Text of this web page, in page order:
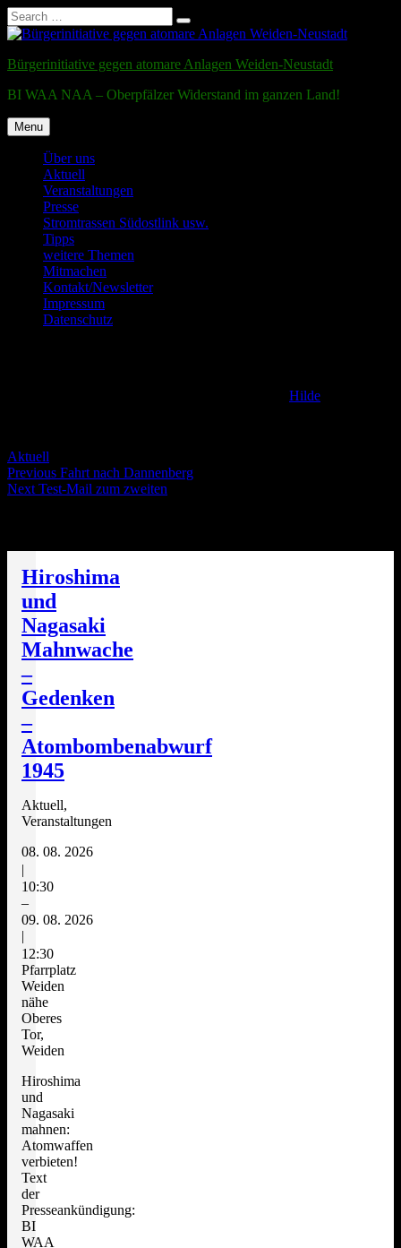
Search
for:
Search
Skip
content
Bürgerinitiative gegen atomare Anlagen Weiden-Neustadt
BI WAA NAA – Oberpfälzer Widerstand im ganzen Land!
Menu
Über uns
Aktuell
Veranstaltungen
Presse
Stromtrassen Südostlink usw.
Tipps
weitere Themen
Mitmachen
Kontakt/Newsletter
Impressum
Datenschutz
Hilde
Categories
Aktuell
Post
navigation
PreviousPrevious
post:
Fahrt nach Dannenberg
NextNext
Test-Mail zum zweiten
Hiroshima
und
Nagasaki
Mahnwache
–
Gedenken
–
Atombombenabwurf
1945
Aktuell,
Veranstaltungen
08. 08. 2026
|
10:30
–
09. 08. 2026
|
12:30
Pfarrplatz
Weiden
nähe
Oberes
Tor,
Weiden
Hiroshima
und
Nagasaki
mahnen:
Atomwaffen
verbieten!
Text
der
Presseankündigung:
BI
WAA